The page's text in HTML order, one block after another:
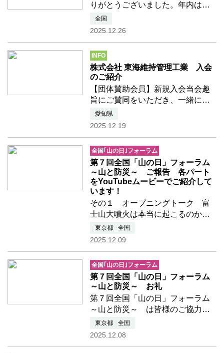
りがとうございました。年内は
12/26（金）で事務局は休業させて
いただき、新年は1月5日（月）か
さまにとって山と自然の豊かな恵
みを感じることができる一年 …
つづきを読む
全国
2025.12.26
INFO
株式会社 東海維持管理工業 入会
のご紹介
【団体賛助会員】新規入会当会趣
旨にご賛同をいただき、一緒に活
動を盛り上げてくださることにな
りました 団体賛助会員様をご紹介
会
愛知県
2025.12.19
全国｢山の日｣フォーラム
第７回全国「山の日」フォーラム
～山と防災～ ご報告 各パート
をYouTubeムービーでご紹介して
います！
その１ オープニングトーク 富
士山大噴火は本当に起こるのか？
富士山大噴火は本当に起こるの
か？吉本充宏（山梨県富士山科学
災地支援の現場から 生命と暮ら
しを助ける OPEN JAPANの活
…つづきを読む
東京都 全国
2025.12.09
全国｢山の日｣フォーラム
第７回全国「山の日」フォーラム
～山と防災～ お礼
第７回全国「山の日」フォーラム
～山と防災～ は皆様のご協力の
もと、無事に終了いたしました。
ご協力、ご協賛くださった皆様、
東京都 全国
2025.12.08